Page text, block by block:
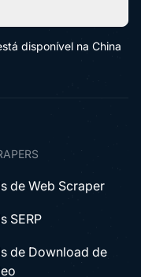
disponível na China
de Web Scraper
SERP
de Download de